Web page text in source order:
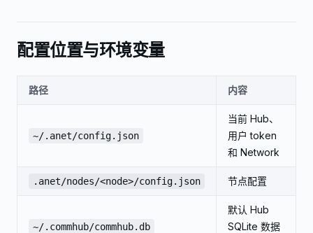
配置位置与环境变量
路径 内容
~/.anet/config.json
当前 Hub、
用户 token
和 Network
.anet/nodes/<node>/config.json 节点配置
~/.commhub/commhub.db
默认 Hub
SQLite 数据